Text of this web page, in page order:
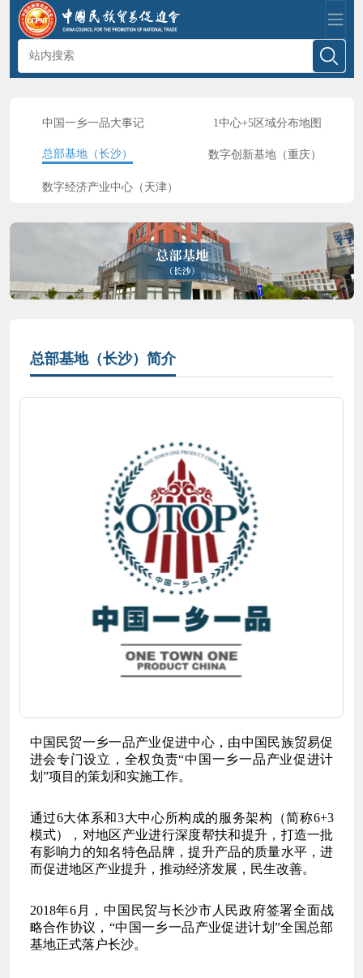
中国一乡一品大事记 1中心+5区域分布地图
总部基地（长沙） 数字创新基地（重庆）
数字经济产业中心（天津）
总部基地（长沙）简介
中国民贸一乡一品产业促进中心，由中国民族贸易促
进会专门设立，全权负责“中国一乡一品产业促进计
划”项目的策划和实施工作。
通过6大体系和3大中心所构成的服务架构（简称6+3
模式），对地区产业进行深度帮扶和提升，打造一批
有影响力的知名特色品牌，提升产品的质量水平，进
而促进地区产业提升，推动经济发展，民生改善。
2018年6月，中国民贸与长沙市人民政府签署全面战
略合作协议，“中国一乡一品产业促进计划”全国总部
基地正式落户长沙。